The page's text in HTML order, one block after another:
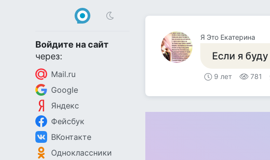
Войдите на сайт
через:
Mail.ru
Google
Яндекс
Фейсбук
ВКонтакте
Одноклассники
Я Это Екатерина
Если я
9 лет 781